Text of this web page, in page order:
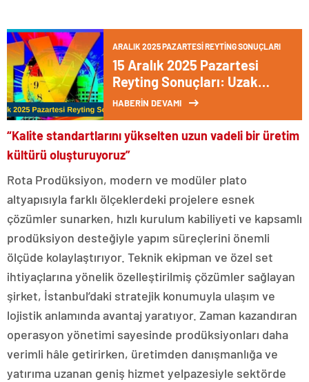
ARALIK 2025 PAZARTESI REYTING SONUÇLARI
15 Aralık 2025 Pazartesi
Reyting Sonuçları: Uzak
Şehir ve Cennetin Çocukları
Bekleniyor!
HABERİN DEVAMI
“Kalite standartlarını yükselten uzun vadeli bir üretim
kültürü oluşturuyoruz”
Rota Prodüksiyon, modern ve modüler plato
altyapısıyla farklı ölçeklerdeki projelere esnek
çözümler sunarken, hızlı kurulum kabiliyeti ve kapsamlı
prodüksiyon desteğiyle yapım süreçlerini önemli
ölçüde kolaylaştırıyor. Teknik ekipman ve özel set
ihtiyaçlarına yönelik özelleştirilmiş çözümler sağlayan
şirket, İstanbul’daki stratejik konumuyla ulaşım ve
lojistik anlamında avantaj yaratıyor. Zaman kazandıran
operasyon yönetimi sayesinde prodüksiyonları daha
verimli hâle getirirken, üretimden danışmanlığa ve
yatırıma uzanan geniş hizmet yelpazesiyle sektörde